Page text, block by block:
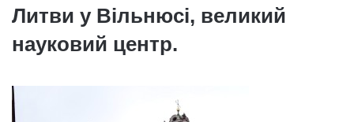
Литви у Вільнюсі, великий
науковий центр.